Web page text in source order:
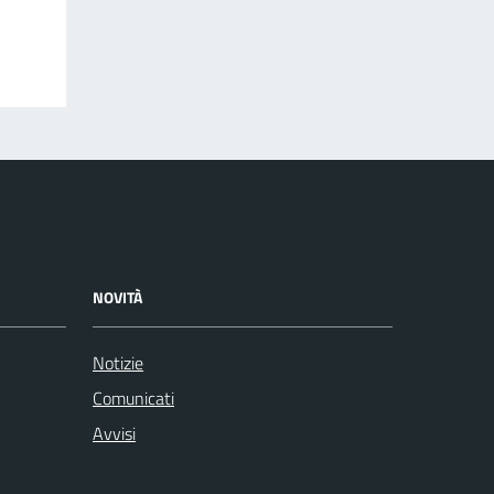
NOVITÀ
Notizie
Comunicati
Avvisi